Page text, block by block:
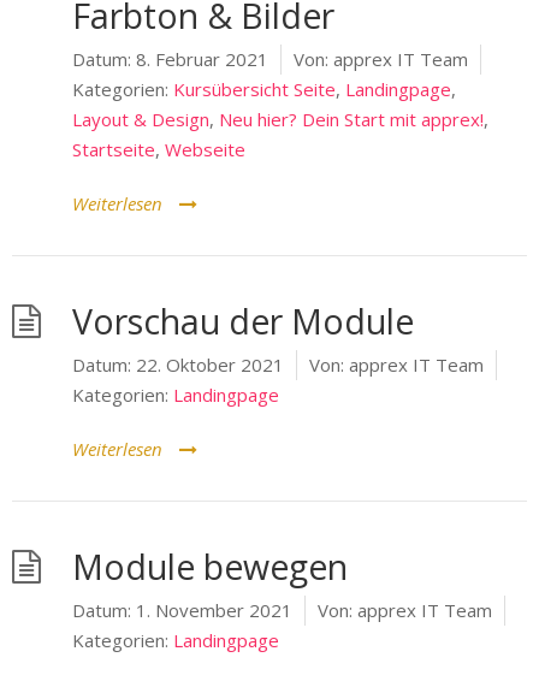
Farbton & Bilder
Datum: 8. Februar 2021 Von: apprex IT Team
Kategorien: Kursübersicht Seite, Landingpage,
Layout & Design, Neu hier? Dein Start mit apprex!,
Startseite, Webseite
Weiterlesen
Vorschau der Module
Datum: 22. Oktober 2021 Von: apprex IT Team
Kategorien: Landingpage
Weiterlesen
Module bewegen
Datum: 1. November 2021 Von: apprex IT Team
Kategorien: Landingpage